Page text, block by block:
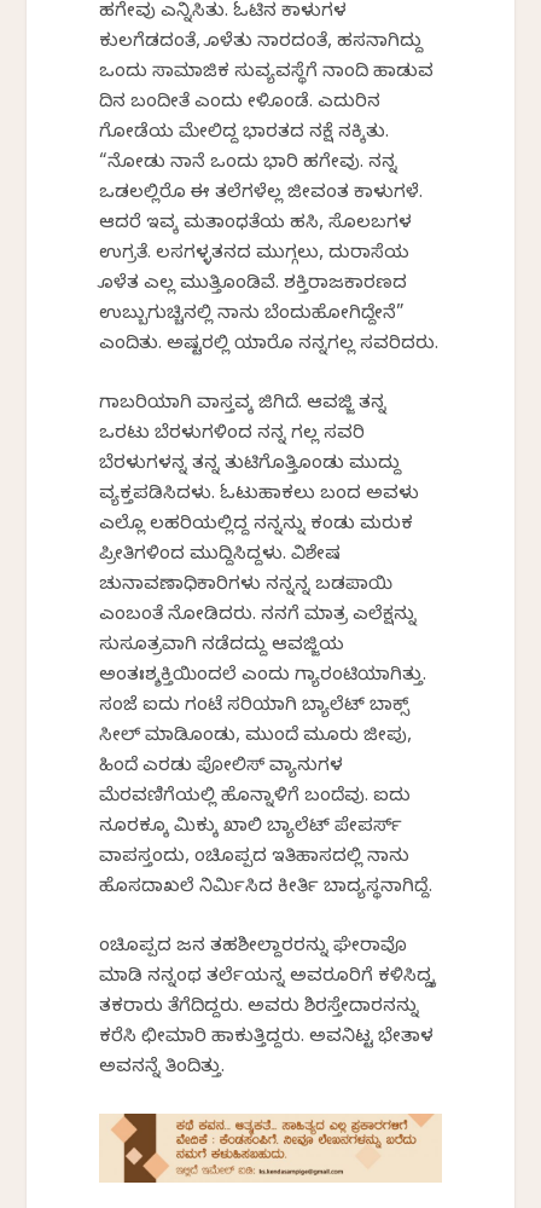
ಹಗೇವು ಎನ್ನಿಸಿತು. ಓಟಿನ ಕಾಳುಗಳ
ಕುಲಗೆಡದಂತೆ, ಕೊಳೆತು ನಾರದಂತೆ, ಹಸನಾಗಿದ್ದು
ಒಂದು ಸಾಮಾಜಿಕ ಸುವ್ಯವಸ್ಥೆಗೆ ನಾಂದಿ ಹಾಡುವ
ದಿನ ಬಂದೀತೆ ಎಂದು ಕೇಳಿಕೊಂಡೆ. ಎದುರಿನ
ಗೋಡೆಯ ಮೇಲಿದ್ದ ಭಾರತದ ನಕ್ಷೆ ನಕ್ಕಿತು.
“ನೋಡು ನಾನೆ ಒಂದು ಭಾರಿ ಹಗೇವು. ನನ್ನ
ಒಡಲಲ್ಲಿರೊ ಈ ತಲೆಗಳೆಲ್ಲ ಜೀವಂತ ಕಾಳುಗಳೆ.
ಆದರೆ ಇವಕ್ಕೆ ಮತಾಂಧತೆಯ ಹಸಿ, ಸೊಲಬಗಳ
ಉಗ್ರತೆ. ಕೆಲಸಗಳ್ಳತನದ ಮುಗ್ಗಲು, ದುರಾಸೆಯ
ಕೊಳೆತ ಎಲ್ಲ ಮುತ್ತಿಕೊಂಡಿವೆ. ಶಕ್ತಿರಾಜಕಾರಣದ
ಉಬ್ಬುಗುಚ್ಚಿನಲ್ಲಿ ನಾನು ಬೆಂದುಹೋಗಿದ್ದೇನೆ”
ಎಂದಿತು. ಅಷ್ಟರಲ್ಲಿ ಯಾರೊ ನನ್ನಗಲ್ಲ ಸವರಿದರು.
ಗಾಬರಿಯಾಗಿ ವಾಸ್ತವಕ್ಕೆ ಜಿಗಿದೆ. ಆವಜ್ಜಿ ತನ್ನ
ಒರಟು ಬೆರಳುಗಳಿಂದ ನನ್ನ ಗಲ್ಲ ಸವರಿ
ಬೆರಳುಗಳನ್ನ ತನ್ನ ತುಟಿಗೊತ್ತಿಕೊಂಡು ಮುದ್ದು
ವ್ಯಕ್ತಪಡಿಸಿದಳು. ಓಟುಹಾಕಲು ಬಂದ ಅವಳು
ಎಲ್ಲೊ ಲಹರಿಯಲ್ಲಿದ್ದ ನನ್ನನ್ನು ಕಂಡು ಮರುಕ
ಪ್ರೀತಿಗಳಿಂದ ಮುದ್ದಿಸಿದ್ದಳು. ವಿಶೇಷ
ಚುನಾವಣಾಧಿಕಾರಿಗಳು ನನ್ನನ್ನ ಬಡಪಾಯಿ
ಎಂಬಂತೆ ನೋಡಿದರು. ನನಗೆ ಮಾತ್ರ ಎಲೆಕ್ಷನ್ನು
ಸುಸೂತ್ರವಾಗಿ ನಡೆದದ್ದು ಆವಜ್ಜಿಯ
ಅಂತಃಶ್ಶಕ್ತಿಯಿಂದಲೆ ಎಂದು ಗ್ಯಾರಂಟಿಯಾಗಿತ್ತು.
ಸಂಜೆ ಐದು ಗಂಟೆ ಸರಿಯಾಗಿ ಬ್ಯಾಲೆಟ್ ಬಾಕ್ಸ್
ಸೀಲ್ ಮಾಡಿಕೊಂಡು, ಮುಂದೆ ಮೂರು ಜೀಪು,
ಹಿಂದೆ ಎರಡು ಪೋಲಿಸ್ ವ್ಯಾನುಗಳ
ಮೆರವಣಿಗೆಯಲ್ಲಿ ಹೊನ್ನಾಳಿಗೆ ಬಂದೆವು. ಐದು
ನೂರಕ್ಕೂ ಮಿಕ್ಕು ಖಾಲಿ ಬ್ಯಾಲೆಟ್ ಪೇಪರ್ಸ್
ವಾಪಸ್ತಂದು, ಕೆಂಚಿಕೊಪ್ಪದ ಇತಿಹಾಸದಲ್ಲಿ ನಾನು
ಹೊಸದಾಖಲೆ ನಿರ್ಮಿಸಿದ ಕೀರ್ತಿ ಬಾದ್ಯಸ್ಥನಾಗಿದ್ದೆ.
ಕೆಂಚಿಕೊಪ್ಪದ ಜನ ತಹಶೀಲ್ದಾರರನ್ನು ಘೇರಾವೊ
ಮಾಡಿ ನನ್ನಂಥ ತರ್ಲೆಯನ್ನ ಅವರೂರಿಗೆ ಕಳಿಸಿದ್ದಕ್ಕೆ
ತಕರಾರು ತೆಗೆದಿದ್ದರು. ಅವರು ಶಿರಸ್ತೇದಾರನನ್ನು
ಕರೆಸಿ ಛೀಮಾರಿ ಹಾಕುತ್ತಿದ್ದರು. ಅವನಿಟ್ಟ ಭೇತಾಳ
ಅವನನ್ನೆ ತಿಂದಿತ್ತು.